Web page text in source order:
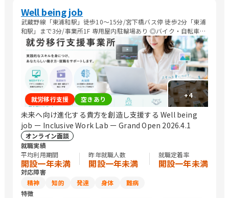
Well being job
武蔵野線「東浦和駅」徒歩10～15分/宮下橋バス停 徒歩2分「東浦
和駅」まで3分/事業所1F 専用屋内駐輪場あり ◎バイク・自転車等
による通所可
+4
就労移行支援 空きあり
未来へ向け進化する貴方を創造し支援する Well being
job ー Inclusive Work Lab ー Grand Open 2026.4.1
オンライン面談
就職実績
平均利用期間
開設一年未満
昨年就職人数
開設一年未満
就職定着率
開設一年未満
対応障害
精神
知的 発達 身体
難病
特徴